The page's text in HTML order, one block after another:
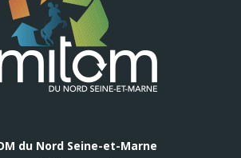
du Nord Seine-et-Marne